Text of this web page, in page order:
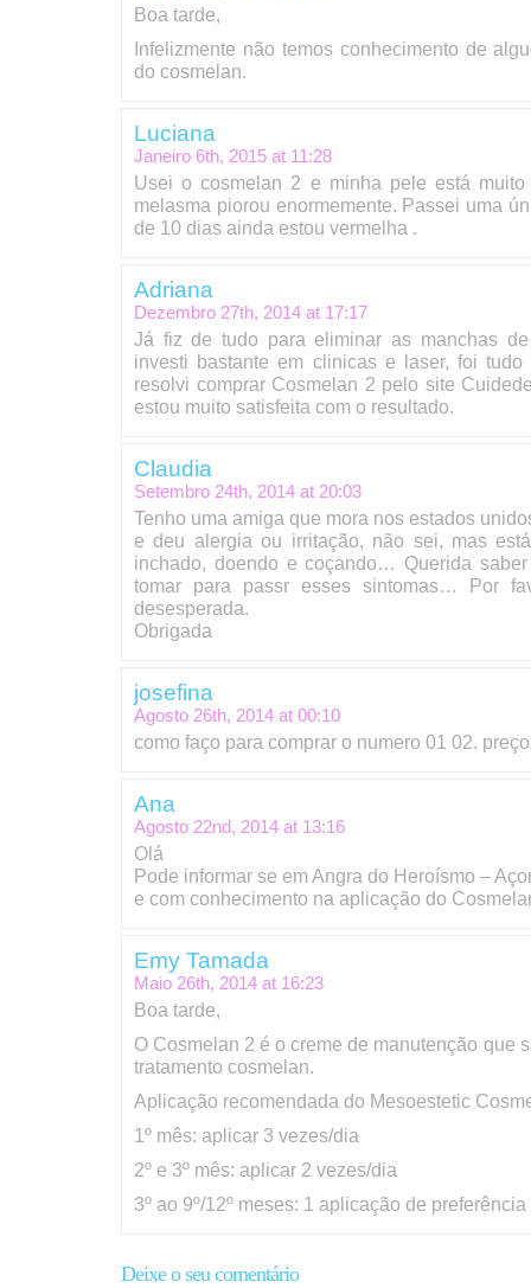
Boa tarde,
Infelizmente não temos conhecimento de
do cosmelan.
Luciana
Janeiro 6th, 2015 at 11:28
Usei o cosmelan 2 e minha pele está
melasma piorou enormemente. Passei uma
de 10 dias ainda estou vermelha .
Adriana
Dezembro 27th, 2014 at 17:17
Já fiz de tudo para eliminar as manchas
investi bastante em clinicas e laser, foi
resolvi comprar Cosmelan 2 pelo site
estou muito satisfeita com o resultado.
Claudia
Setembro 24th, 2014 at 20:03
Tenho uma amiga que mora nos estados
e deu alergia ou irritação, não sei, mas
inchado, doendo e coçando… Querida
tomar para passr esses sintomas… Por
desesperada.
Obrigada
josefina
Agosto 26th, 2014 at 00:10
como faço para comprar o numero 01 02.
Ana
Agosto 22nd, 2014 at 13:16
Olá
Pode informar se em Angra do Heroísmo –
e com conhecimento na aplicação do
Emy Tamada
Maio 26th, 2014 at 16:23
Boa tarde,
O Cosmelan 2 é o creme de manutenção que
tratamento cosmelan.
Aplicação recomendada do Mesoestetic
1º mês: aplicar 3 vezes/dia
2º e 3º mês: aplicar 2 vezes/dia
3º ao 9º/12º meses: 1 aplicação de
Deixe o seu comentário